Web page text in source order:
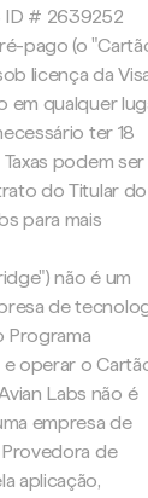
ID # 2639252
pago (o
licença da
em qualquer
ter 18
podem ser
do Titular do
para mais
não é um
de
Programa
operar o
Labs não é
empresa de
de
aplicação,